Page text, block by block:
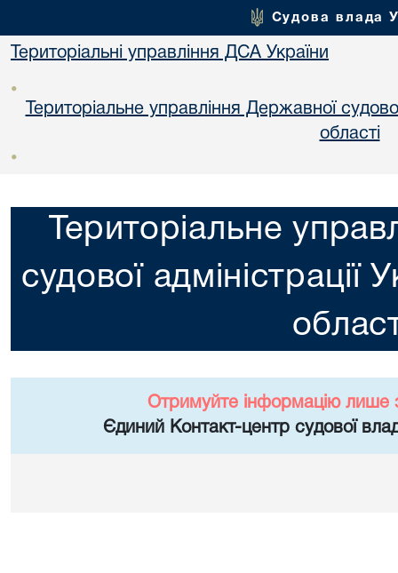
Судова влада
Територіальні управління ДСА України
•
Територіальне управління Державної
областi
•
Територіальне
судової адміністрації
Отримуйте інформацію лише
Єдиний Контакт-центр судової